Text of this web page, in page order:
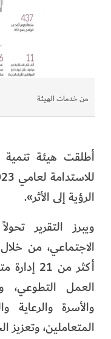
أبناء الديرة
الفرجان
من العالم
الأكثر قراءة
من خدمات الهيئة
أطلقت هيئة تنمية
الرؤية إلى الأثر».
ويبرز التقرير
الاجتماعي، من
أكثر من
العمل التطوعي،
والأسرة والرعاية
المتعاملين،